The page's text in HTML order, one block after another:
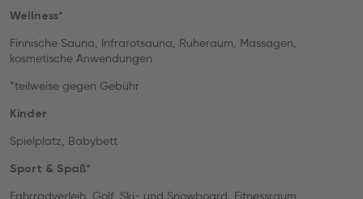
Wellness*
Finnische Sauna, Infrarotsauna, Ruheraum, Massagen,
kosmetische Anwendungen
*teilweise gegen Gebühr
Kinder
Spielplatz, Babybett
Sport & Spaß*
Fahrradverleih, Golf, Ski- und Snowboard, Fitnessraum,